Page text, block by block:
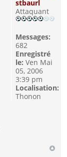
stbaurl
Attaquant
Messages:
682
Enregistré
le: Ven Mai
05, 2006
3:39 pm
Localisation:
Thonon